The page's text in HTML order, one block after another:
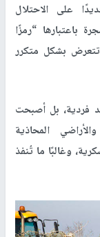
على الاحتلال
باعتبارها “رمزًا
تتعرض بشكل متكرر
فردية، بل أصبحت
المحاذية
وغالبًا ما تُنفذ